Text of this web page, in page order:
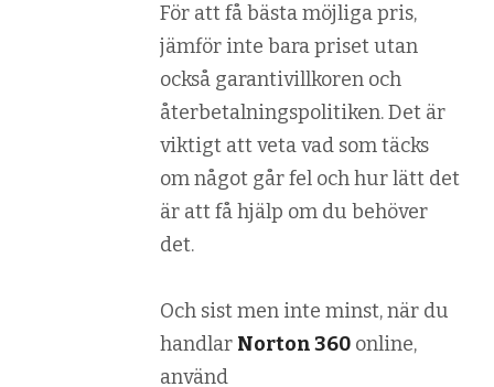
För att få bästa möjliga pris,
jämför inte bara priset utan
också garantivillkoren och
återbetalningspolitiken. Det är
viktigt att veta vad som täcks
om något går fel och hur lätt det
är att få hjälp om du behöver
det.
Och sist men inte minst, när du
handlar Norton 360 online,
använd